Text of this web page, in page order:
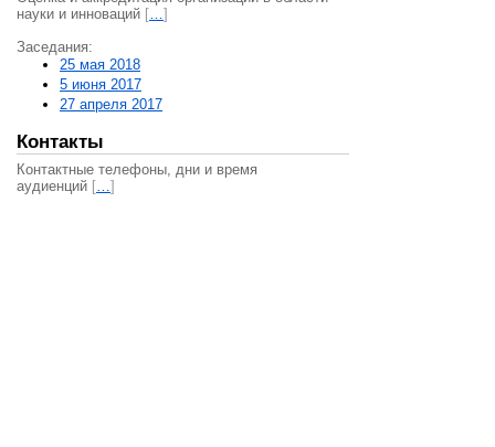
науки и инноваций […]
Заседания:
25 мая 2018
5 июня 2017
27 апреля 2017
Контакты
Контактные телефоны, дни и время
аудиенций […]